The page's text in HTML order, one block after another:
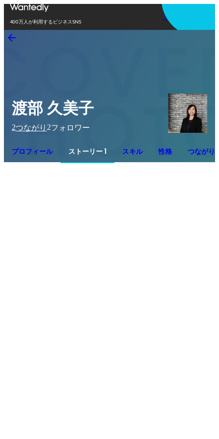
400万人が利用するビジネスSNS
アプリを使う
渡部 久美子
2つながり 2フォロワー
プロフィール ストーリー 1 スキル 性格 つながり